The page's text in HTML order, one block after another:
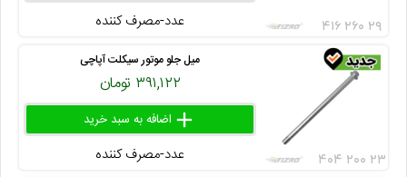
عدد-مصرف کننده ۴۱۶ ۲۶۰ ۲۹
میل جلو موتور سیکلت آپاچی
۳۹۱,۱۲۲ تومان
add
عدد-مصرف کننده ۴۰۴ ۲۰۰ ۲۳